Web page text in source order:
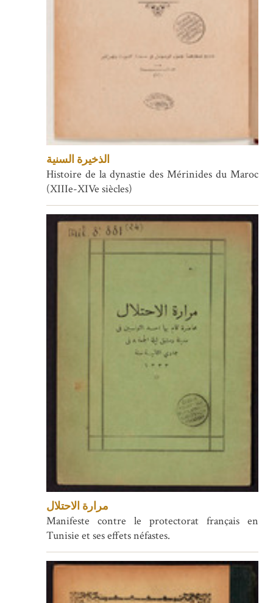
الذخيرة السنية
Histoire de la dynastie des Mérinides du Maroc
(XIIIe-XIVe siècles)
مرارة الاحتلال
Manifeste contre le protectorat français en
Tunisie et ses effets néfastes.